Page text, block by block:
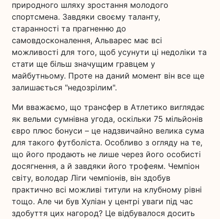
природного шляху зростання молодого
спортсмена. Завдяки своєму таланту,
старанності та прагненню до
самовдосконалення, Альварес має всі
можливості для того, щоб усунути ці недоліки та
стати ще більш значущим гравцем у
майбутньому. Проте на даний момент він все ще
залишається "недозрілим".
Ми вважаємо, що трансфер в Атлетико виглядає
як вельми сумнівна угода, оскільки 75 мільйонів
євро плюс бонуси – це надзвичайно велика сума
для такого футболіста. Особливо з огляду на те,
що його продають не лише через його особисті
досягнення, а й завдяки його трофеям. Чемпіон
світу, володар Ліги чемпіонів, він здобув
практично всі можливі титули на клубному рівні
тощо. Але чи був Хуліан у центрі уваги під час
здобуття цих нагород? Це відбувалося досить